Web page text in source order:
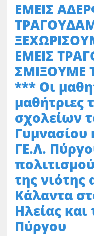
ΕΜΕΙΣ
ΕΜΕΙΣ
*** Οι
μαθήτριες
σχολείων
Γυμνασίου
ΓΕ.Λ.
της
Κάλαντα
Ηλείας
Πύργου